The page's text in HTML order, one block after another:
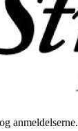
anmeldelserne.